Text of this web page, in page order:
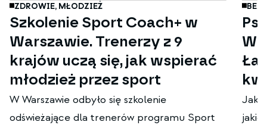
ZDROWIE, MŁODZIEŻ
Szkolenie Sport Coach+ w
Warszawie. Trenerzy z 9
krajów uczą się, jak wspierać
młodzież przez sport
W Warszawie odbyło się szkolenie
odświeżające dla trenerów programu Sport
Jak